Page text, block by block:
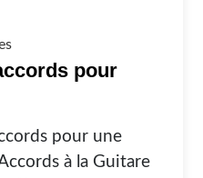
pour
pour une
à la Guitare